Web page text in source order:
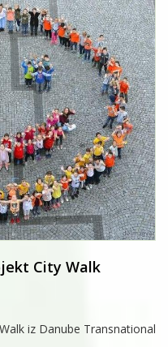
City Walk
iz Danube Transnational